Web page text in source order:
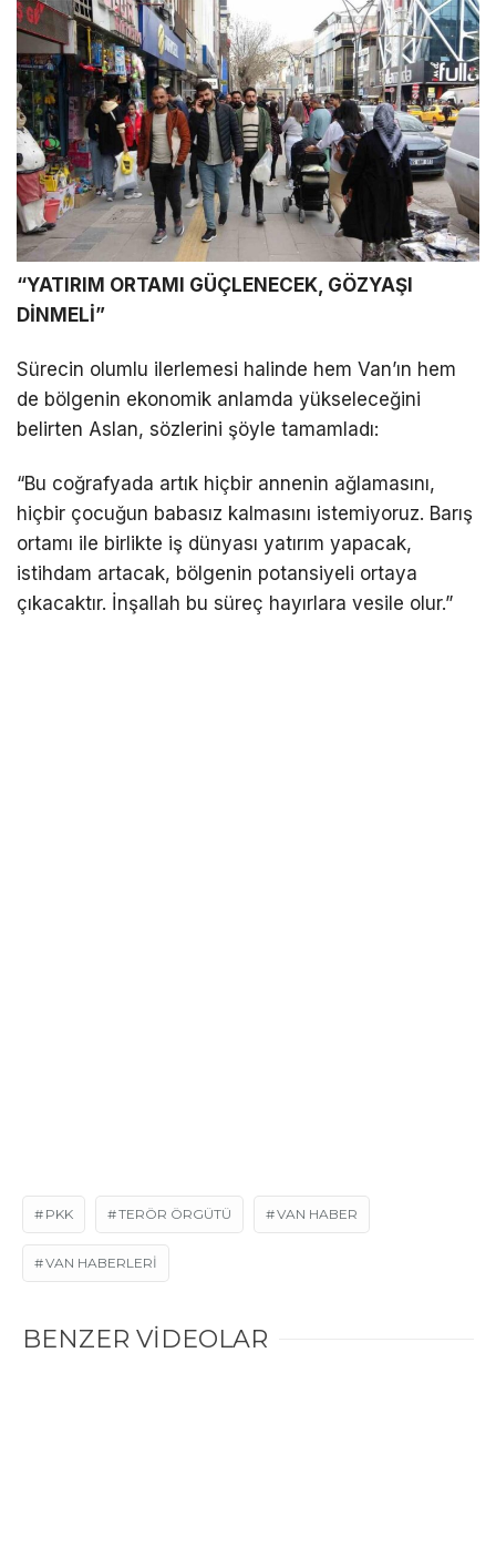
“YATIRIM ORTAMI GÜÇLENECEK, GÖZYAŞI
DİNMELİ”
Sürecin olumlu ilerlemesi halinde hem Van’ın hem
de bölgenin ekonomik anlamda yükseleceğini
belirten Aslan, sözlerini şöyle tamamladı:
“Bu coğrafyada artık hiçbir annenin ağlamasını,
hiçbir çocuğun babasız kalmasını istemiyoruz. Barış
ortamı ile birlikte iş dünyası yatırım yapacak,
istihdam artacak, bölgenin potansiyeli ortaya
çıkacaktır. İnşallah bu süreç hayırlara vesile olur.”
PKK TERÖR ÖRGÜTÜ VAN HABER
VAN HABERLERI
BENZER VİDEOLAR